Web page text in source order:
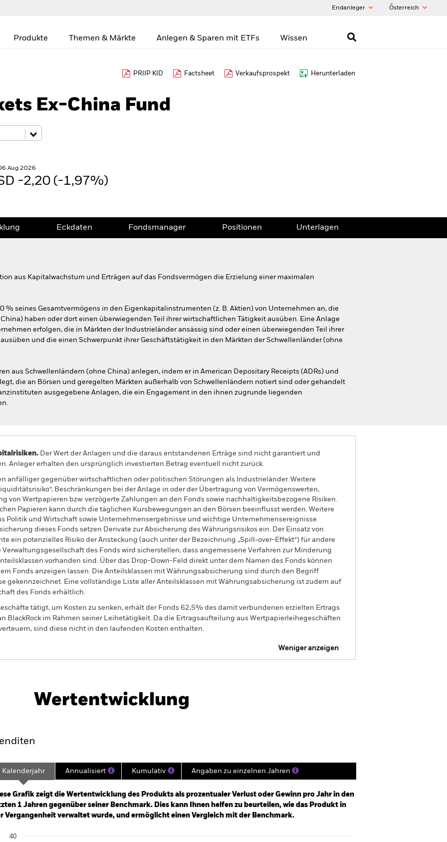
Endanleger Õsterreich
Produkte Themen & Märkte Anlegen & Sparen mit ETFs Wissen
PRIIP KID Factsheet Verkaufsprospekt Herunterladen
Ex-China Fund
-2,20 (-1,97%)
Eckdaten Fondsmanager Positionen Unterlagen
aus Kapitalwachstum und Erträgen auf das Fondsvermögen die Erzielung einer maximalen
% seines Gesamtvermögens in den Eigenkapitalinstrumenten (z. B. Aktien) von Unternehmen an, die
haben oder dort einen überwiegenden Teil ihrer wirtschaftlichen Tätigkeit ausüben. Eine Anlage
erfolgen, die in Märkten der Industrieländer ansässig sind oder einen überwiegenden Teil ihrer
und die einen Schwerpunkt ihrer Geschäftstätigkeit in den Märkten der Schwellenländer (ohne
aus Schwellenländern (ohne China) anlegen, indem er in American Depositary Receipts (ADRs) und
die an Börsen und geregelten Märkten außerhalb von Schwellenländern notiert sind oder gehandelt
ausgegebene Anlagen, die ein Engagement in den ihnen zugrunde liegenden
Der Wert der Anlagen und die daraus entstandenen Erträge sind nicht garantiert und
Anleger erhalten den ursprünglich investierten Betrag eventuell nicht zurück.
anfälliger gegenüber wirtschaftlichen oder politischen Störungen als Industrieländer. Weitere
Beschränkungen bei der Anlage in oder der Übertragung von Vermögenswerten,
von Wertpapieren bzw. verzögerte Zahlungen an den Fonds sowie nachhaltigkeitsbezogene Risiken.
Papieren kann durch die täglichen Kursbewegungen an den Börsen beeinflusst werden. Weitere
Politik und Wirtschaft sowie Unternehmensergebnisse und wichtige Unternehmensereignisse.
dieses Fonds setzen Derivate zur Absicherung des Währungsrisikos ein. Der Einsatz von
ein potenzielles Risiko der Ansteckung (auch unter der Bezeichnung „Spill-over-Effekt“) für andere
des Fonds wird sicherstellen, dass angemessene Verfahren zur Minderung
vorhanden sind. Über das Drop-Down-Feld direkt unter dem Namen des Fonds können
Fonds anzeigen lassen. Die Anteilsklassen mit Währungsabsicherung sind durch den Begriff
gekennzeichnet. Eine vollständige Liste aller Anteilsklassen mit Währungsabsicherung ist zudem auf
des Fonds erhältlich.
tätigt, um Kosten zu senken, erhält der Fonds 62,5% des damit verbundenen erzielten Ertrags
BlackRock im Rahmen seiner Leihetätigkeit. Da die Ertragsaufteilung aus Wertpapierleihegeschäften
sind diese nicht in den laufenden Kosten enthalten.
Weniger anzeigen
Eckdaten Fondsmanager
Wertentwicklung
2024-04-30 00:00:00 to 2026-07-31 00:00:00.
-60 to 120.
Kalenderjahr Annualisiert Kumulativ Angaben zu einzelnen Jahren
Grafik zeigt die Wertentwicklung des Produkts als prozentualer Verlust oder Gewinn pro Jahr in den
1 Jahren gegenüber seiner Benchmark. Dies kann Ihnen helfen zu beurteilen, wie das Produkt in
Vergangenheit verwaltet wurde, und ermöglicht einen Vergleich mit der Benchmark.
chart with 2 data series.
40